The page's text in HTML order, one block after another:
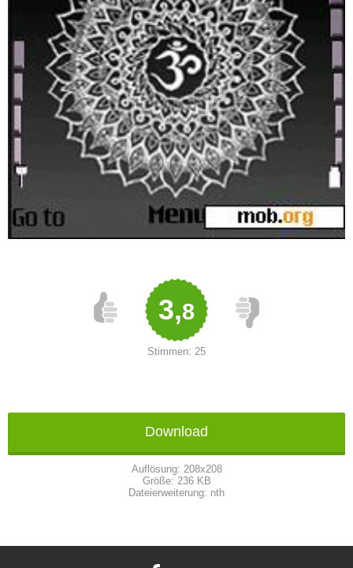
3,8
Stimmen: 25
Download
Auflösung: 208x208
Größe: 236 KB
Dateierweiterung: nth